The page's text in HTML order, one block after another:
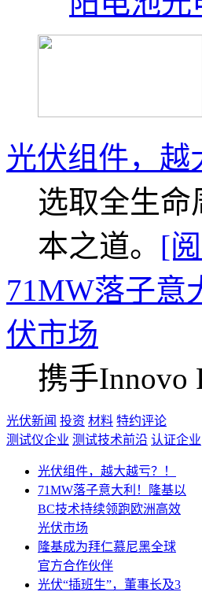
光伏组件，越
选取全生
本之道。 [
71MW落子意
伏市场
携手Innovo
光伏新闻 投资 材料 特约评论
测试仪企业 测试技术前沿 认证企业
光伏组件，越大越亏？！
71MW落子意大利！隆基以
BC技术持续领跑欧洲高效
光伏市场
隆基成为拜仁慕尼黑全球
官方合作伙伴
光伏“插班生”，董事长及3